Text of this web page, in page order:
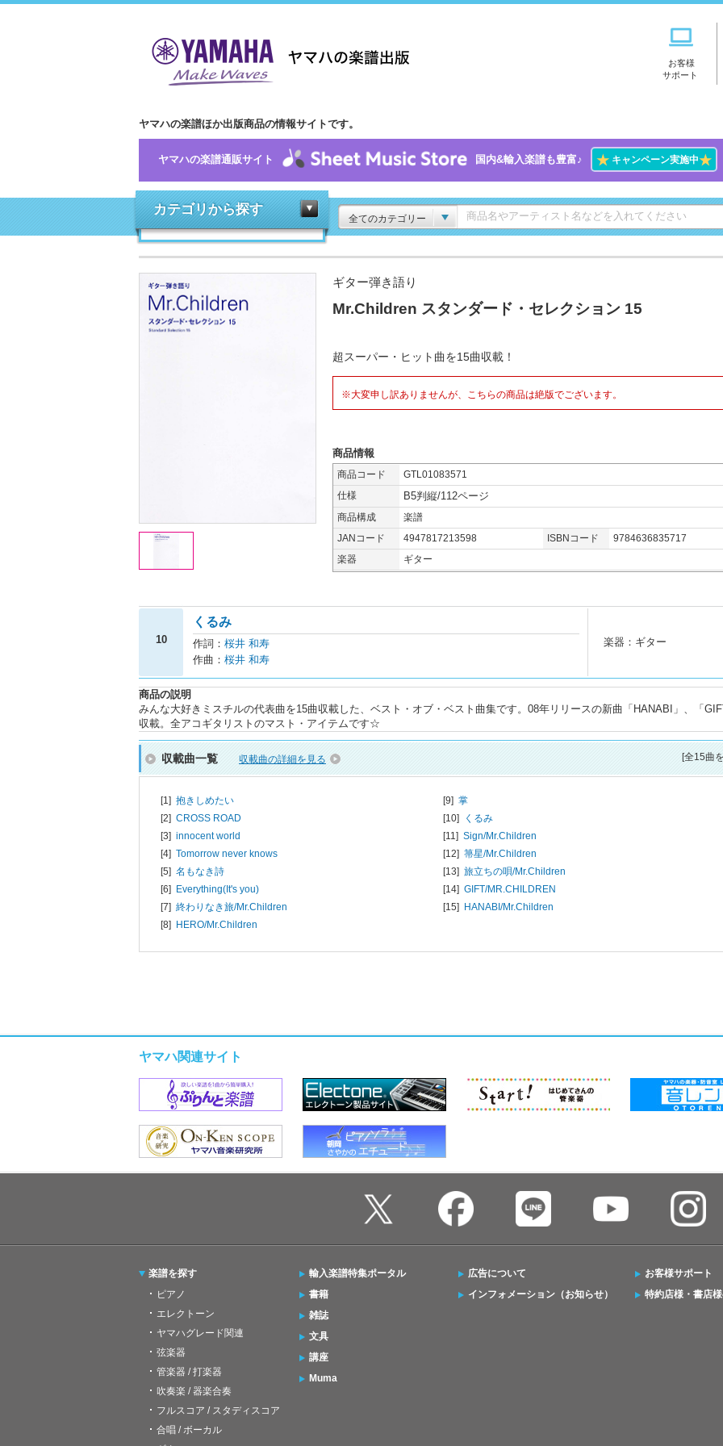
お客様
サポート
ヤマハの楽譜ほか出版商品の情報サイトです。
ヤマハの楽譜通販サイト 国内&輸入楽譜も豊富♪ ★キャンペーン実施中★
カテゴリから探す
全てのカテゴリー
ギター弾き語り
Mr.Children スタンダード・セレクション 15
超スーパー・ヒット曲を15曲収載！
※大変申し訳ありませんが、こちらの商品は絶版でございます。
商品情報
商品コード
GTL01083571
仕様
B5判縦/112ページ
商品構成
楽譜
JANコード
4947817213598 ISBNコード
9784636835717
楽器
ギター
10
くるみ
作詞： 桜井 和寿
作曲： 桜井 和寿
楽器：ギター
商品の説明
みんな大好きミスチルの代表曲を15曲収載した、ベスト・オブ・ベスト曲集です。08年リリースの新曲「HANABI」、「
収載。全アコギタリストのマスト・アイテムです☆
収載曲一覧 収載曲の詳細を見る [全15曲
[1] 抱きしめたい
[2] CROSS ROAD
[3] innocent world
[4] Tomorrow never knows
[5] 名もなき詩
[6] Everything(It's you)
[7] 終わりなき旅/Mr.Children
[8] HERO/Mr.Children
[9] 掌
[10]
くるみ
[11] Sign/Mr.Children
[12] 箒星/Mr.Children
[13] 旅立ちの唄/Mr.Children
[14] GIFT/MR.CHILDREN
[15] HANABI/Mr.Children
ヤマハ関連サイト
楽譜を探す
ピアノ
エレクトーン
ヤマハグレード関連
弦楽器
管楽器 / 打楽器
吹奏楽 / 器楽合奏
フルスコア / スタディスコア
合唱 / ボーカル
輸入楽譜特集ポータル
書籍
雑誌
文具
講座
Muma
広告について
インフォメーション（お知らせ）
お客様サポート
特約店様・書店